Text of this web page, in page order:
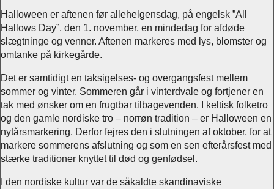
Halloween er aftenen før allehelgensdag, på engelsk ”All
Hallows Day”, den 1. november, en mindedag for afdøde
slægtninge og venner. Aftenen markeres med lys, blomster og
omtanke på kirkegårde.
Det er samtidigt en taksigelses- og overgangsfest mellem
sommer og vinter. Sommeren går i vinterdvale og fortjener en
tak med ønsker om en frugtbar tilbagevenden. I keltisk folketro
og den gamle nordiske tro – norrøn tradition – er Halloween en
nytårsmarkering. Derfor fejres den i slutningen af oktober, for at
markere sommerens afslutning og som en sen efterårsfest med
stærke traditioner knyttet til død og genfødsel.
I den nordiske kultur var de såkaldte skandinaviske